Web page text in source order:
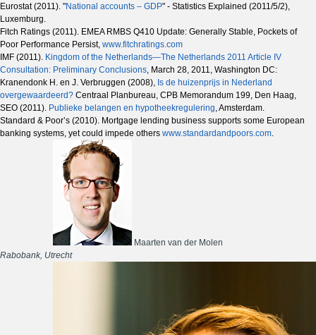
Eurostat (2011). "National accounts – GDP" - Statistics Explained (2011/5/2),
Luxemburg.
Fitch Ratings (2011). EMEA RMBS Q410 Update: Generally Stable, Pockets of
Poor Performance Persist, www.fitchratings.com
IMF (2011). Kingdom of the Netherlands—The Netherlands 2011 Article IV
Consultation: Preliminary Conclusions , March 28, 2011, Washington DC:
Kranendonk H. en J. Verbruggen (2008), Is de huizenprijs in Nederland
overgewaardeerd? Centraal Planbureau, CPB Memorandum 199, Den Haag,
SEO (2011). Publieke belangen en hypotheekregulering , Amsterdam.
Standard & Poor’s (2010). Mortgage lending business supports some European
banking systems, yet could impede others www.standardandpoors.com
Maarten van der Molen
Rabobank, Utrecht